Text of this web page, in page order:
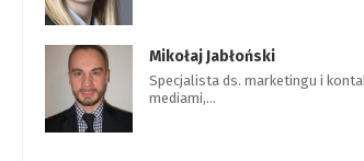
Mikołaj Jabłoński
Specjalista ds. marketingu i
mediami,…